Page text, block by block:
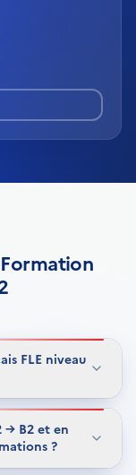
FLE niveau
A2-B2est
et souhaitant
, niveau requis
→ B2 et en
?